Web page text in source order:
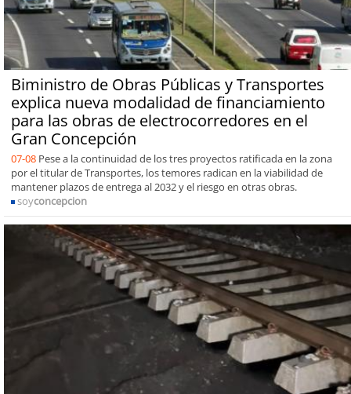
Biministro de Obras Públicas y Transportes
explica nueva modalidad de financiamiento
para las obras de electrocorredores en el
Gran Concepción
07-08 Pese a la continuidad de los tres proyectos ratificada en la zona
por el titular de Transportes, los temores radican en la viabilidad de
mantener plazos de entrega al 2032 y el riesgo en otras obras.
soyconcepcion